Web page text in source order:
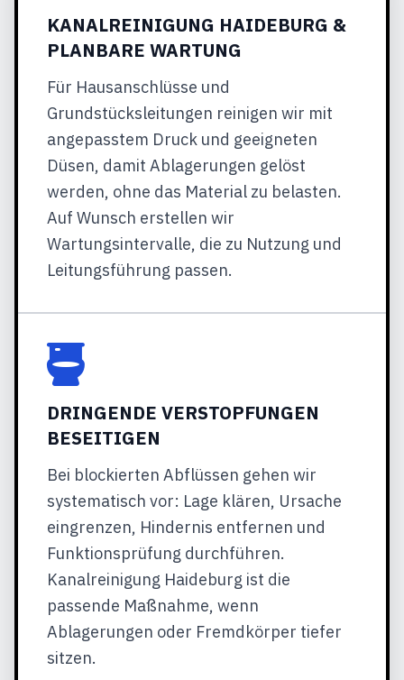
KANALREINIGUNG HAIDEBURG &
PLANBARE WARTUNG
Für Hausanschlüsse und
Grundstücksleitungen reinigen wir mit
angepasstem Druck und geeigneten
Düsen, damit Ablagerungen gelöst
werden, ohne das Material zu belasten.
Auf Wunsch erstellen wir
Wartungsintervalle, die zu Nutzung und
Leitungsführung passen.
DRINGENDE VERSTOPFUNGEN
BESEITIGEN
Bei blockierten Abflüssen gehen wir
systematisch vor: Lage klären, Ursache
eingrenzen, Hindernis entfernen und
Funktionsprüfung durchführen.
Kanalreinigung Haideburg ist die
passende Maßnahme, wenn
Ablagerungen oder Fremdkörper tiefer
sitzen.